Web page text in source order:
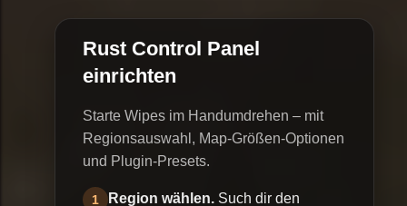
Rust Control Panel
einrichten
Starte Wipes im Handumdrehen – mit
Regionsauswahl, Map-Größen-Optionen
und Plugin-Presets.
1 Region wählen. Such dir den